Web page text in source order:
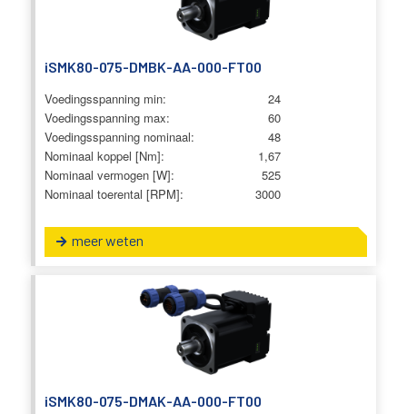
iSMK80-075-DMBK-AA-000-FT00
Voedingsspanning min:
24
Voedingsspanning max:
60
Voedingsspanning nominaal:
48
Nominaal koppel [Nm]:
1,67
Nominaal vermogen [W]:
525
Nominaal toerental [RPM]:
3000
meer weten
iSMK80-075-DMAK-AA-000-FT00